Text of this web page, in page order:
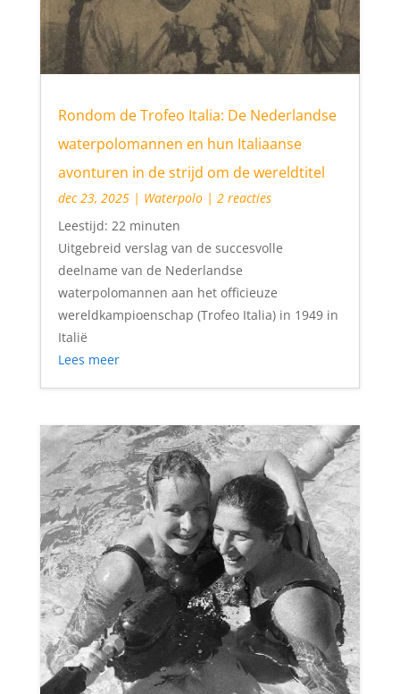
Rondom de Trofeo Italia: De Nederlandse
waterpolomannen en hun Italiaanse
avonturen in de strijd om de wereldtitel
dec 23, 2025| Waterpolo| 2 reacties
Leestijd: 22 minuten
Uitgebreid verslag van de succesvolle
deelname van de Nederlandse
waterpolomannen aan het officieuze
wereldkampioenschap (Trofeo Italia) in 1949 in
Italië
Lees meer